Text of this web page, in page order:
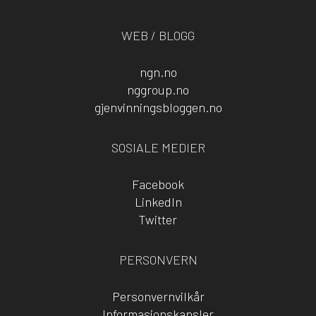
WEB / BLOGG
ngn.no
nggroup.no
gjenvinningsbloggen.no
SOSIALE MEDIER
Facebook
LinkedIn
Twitter
PERSONVERN
Personvernvilkår